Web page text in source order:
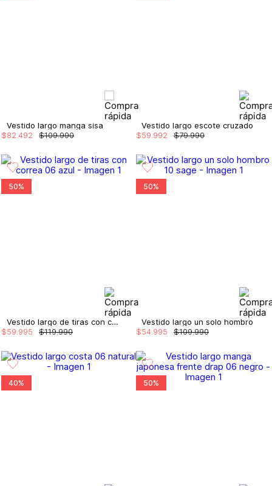
Vestido largo manga sisa
$109.990
$82 492
Vestido largo escote cruzado
$79.990
$59 992
50%
Vestido largo de tiras con correa
$119.990
$59.995
50%
Vestido largo un solo hombro
$109.990
$54.995
40% 50%